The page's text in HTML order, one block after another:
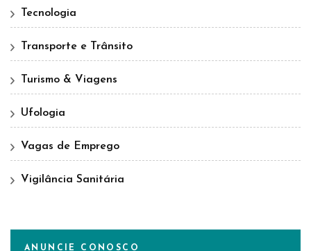
Tecnologia
Transporte e Trânsito
Turismo & Viagens
Ufologia
Vagas de Emprego
Vigilância Sanitária
ANUNCIE CONOSCO